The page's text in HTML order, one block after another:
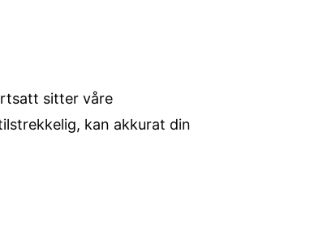
sitter våre
kan akkurat din